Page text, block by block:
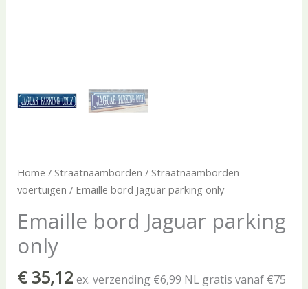
Home / Straatnaamborden / Straatnaamborden
voertuigen / Emaille bord Jaguar parking only
Emaille bord Jaguar parking
only
€35,12 ex. verzending €6,99 NL gratis vanaf €75